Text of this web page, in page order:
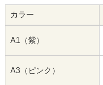
カラー
A1（紫）
A3（ピンク）